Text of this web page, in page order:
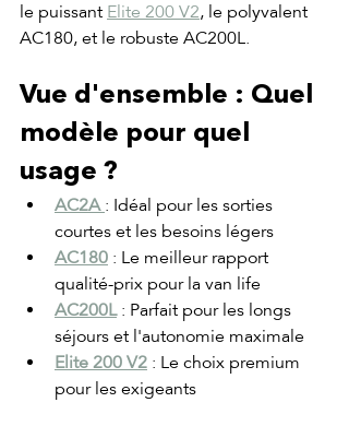
le puissant Elite 200 V2, le polyvalent
AC180, et le robuste AC200L.
Vue d'ensemble : Quel
modèle pour quel
usage ?
AC2A : Idéal pour les sorties
courtes et les besoins légers
AC180 : Le meilleur rapport
qualité-prix pour la van life
AC200L : Parfait pour les longs
séjours et l'autonomie maximale
Elite 200 V2 : Le choix premium
pour les exigeants